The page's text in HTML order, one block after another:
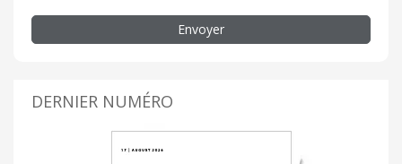
Envoyer
DERNIER NUMÉRO